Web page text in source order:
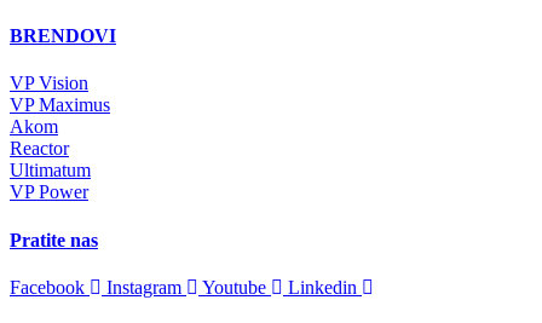
BRENDOVI
VP Vision
VP Maximus
Akom
Reactor
Ultimatum
VP Power
Pratite nas
Facebook Instagram Youtube Linkedin